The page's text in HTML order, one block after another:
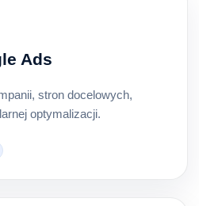
Ads
stron docelowych,
optymalizacji.